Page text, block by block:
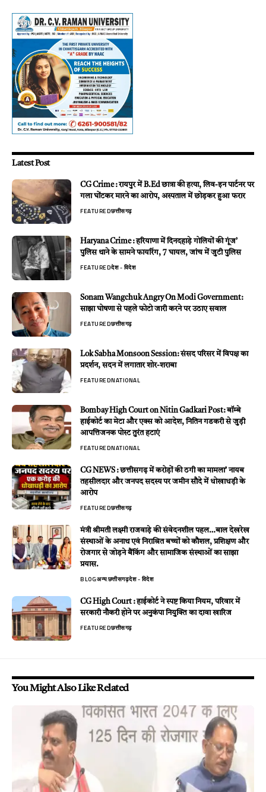
Latest Post
CG Crime : रायपुर में B.Ed छात्रा की हत्या, लिव-इन पार्टनर पर
गला घोंटकर मारने का आरोप, अस्पताल में छोड़कर हुआ फरार
FEATUREDछत्तीसगढ़
Haryana Crime : हरियाणा में दिनदहाड़े गोलियों की गूंज’
पुलिस थाने के सामने फायरिंग, 7 घायल, जांच में जुटी पुलिस
FEATUREDदेश - विदेश
Sonam Wangchuk Angry On Modi Government:
साझा घोषणा से पहले फोटो जारी करने पर उठाए सवाल
FEATUREDछत्तीसगढ़
Lok Sabha Monsoon Session: संसद परिसर में विपक्ष का
प्रदर्शन, सदन में लगातार शोर-शराबा
FEATUREDNATIONAL
Bombay High Court on Nitin Gadkari Post: बॉम्बे
हाईकोर्ट का मेटा और एक्स को आदेश, नितिन गडकरी से जुड़ी
आपत्तिजनक पोस्ट तुरंत हटाएं
FEATUREDNATIONAL
CG NEWS : छत्तीसगढ़ में करोड़ों की ठगी का मामला’ नायब
तहसीलदार और जनपद सदस्य पर जमीन सौदे में धोखाधड़ी के
आरोप
FEATUREDछत्तीसगढ़
मंत्री श्रीमती लक्ष्मी राजवाड़े की संवेदनशील पहल…बाल देखरेख
संस्थाओं के अनाथ एवं निराश्रित बच्चों को कौशल, प्रशिक्षण और
रोजगार से जोड़ने बैंकिंग और सामाजिक संस्थाओं का साझा
प्रयास.
BLOGअन्यछत्तीसगढ़देश - विदेश
CG High Court : हाईकोर्ट ने स्पष्ट किया नियम, परिवार में
सरकारी नौकरी होने पर अनुकंपा नियुक्ति का दावा खारिज
FEATUREDछत्तीसगढ़
You Might Also Like Related